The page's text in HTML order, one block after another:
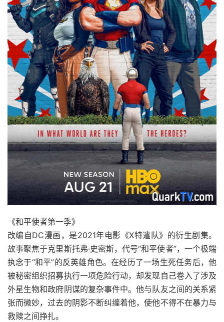
《和平使者第一季》
改编自DC漫画，是2021年电影《X特遣队》的衍生剧集。
故事聚焦于克里斯托弗·史密斯，代号“和平使者”，一个极端
执念于“和平”的反英雄角色。在经历了一场生死任务后，他
被秘密组织招募执行一项危险行动，却发现自己卷入了涉及
外星生物和政府阴谋的复杂事件中。他与队友之间的关系紧
张而微妙，过去的阴影不断纠缠着他，使他不得不在暴力与
救赎之间挣扎。